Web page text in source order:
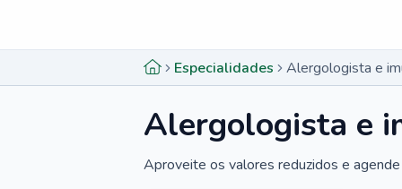
Especialidades Alergologista e
Alergologista e
Aproveite os valores reduzidos e